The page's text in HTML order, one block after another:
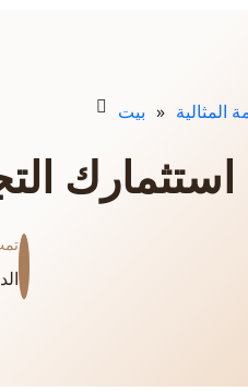
بيت » المثالية
استثمارك